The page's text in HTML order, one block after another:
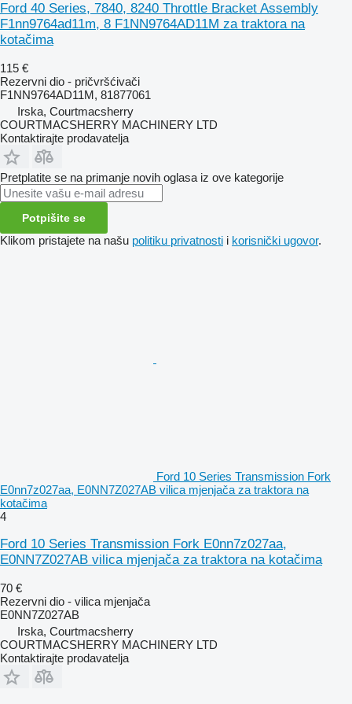
Ford 40 Series, 7840, 8240 Throttle Bracket Assembly
F1nn9764ad11m, 8 F1NN9764AD11M za traktora na
kotačima
115 €
Rezervni dio - pričvršćivači
F1NN9764AD11M, 81877061
Irska, Courtmacsherry
COURTMACSHERRY MACHINERY LTD
Kontaktirajte prodavatelja
Pretplatite se na primanje novih oglasa iz ove kategorije
Potpišite se
Klikom pristajete na našu politiku privatnosti i korisnički ugovor.
Ford 10 Series Transmission Fork
E0nn7z027aa, E0NN7Z027AB vilica mjenjača za traktora na
kotačima
4
Ford 10 Series Transmission Fork E0nn7z027aa,
E0NN7Z027AB vilica mjenjača za traktora na kotačima
70 €
Rezervni dio - vilica mjenjača
E0NN7Z027AB
Irska, Courtmacsherry
COURTMACSHERRY MACHINERY LTD
Kontaktirajte prodavatelja